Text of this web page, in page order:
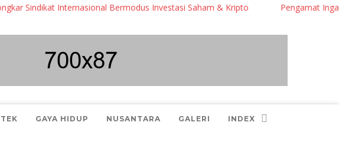
Internasional Bermodus Investasi Saham & Kripto Pengamat Ingatkan
GAYA HIDUP NUSANTARA GALERI INDEX